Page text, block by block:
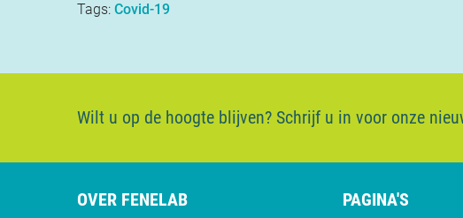
Tags: Covid-19
Wilt u op de hoogte blijven? Schrijf u in voor onze
OVER FENELAB PAGINA'S